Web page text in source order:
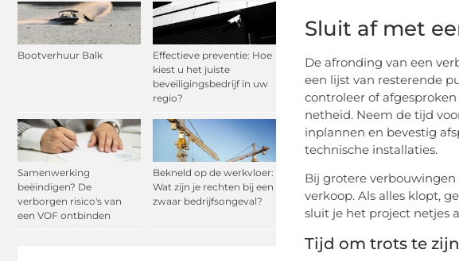
Bootverhuur Balk
Effectieve preventie: Hoe
kiest u het juiste
beveiligingsbedrijf in uw
regio?
Samenwerking
beëindigen? De
verborgen risico's van
een VOF ontbinden
Bekneld op de werkvloer:
Wat zijn je rechten bij een
zwaar bedrijfsongeval?
Sluit af met
De afronding van een
een lijst van resterende
controleer of
netheid. Neem de tijd
inplannen en bevestig
technische installaties.
Bij grotere verbouwingen
verkoop. Als alles klopt,
sluit je het project netjes
Tijd om trots te